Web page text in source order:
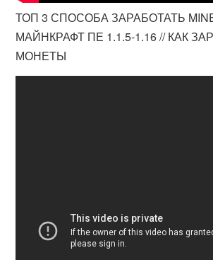
ТОП 3 СПОСОБА ЗАРАБОТАТЬ
МАЙНКРАФТ ПЕ 1.1.5-1.16 // КАК
МОНЕТЫ